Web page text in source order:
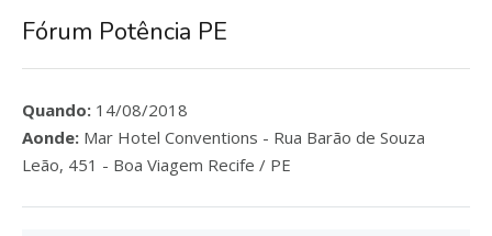
Fórum Potência PE
Quando: 14/08/2018
Aonde: Mar Hotel Conventions - Rua Barão de Souza
Leão, 451 - Boa Viagem Recife / PE